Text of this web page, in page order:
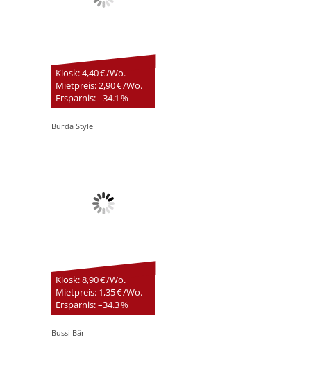
Kiosk: 4,40 € /Wo.
Mietpreis: 2,90 € /Wo.
Ersparnis: –34.1 %
Burda Style
Kiosk: 8,90 € /Wo.
Mietpreis: 1,35 € /Wo.
Ersparnis: –34.3 %
Bussi Bär